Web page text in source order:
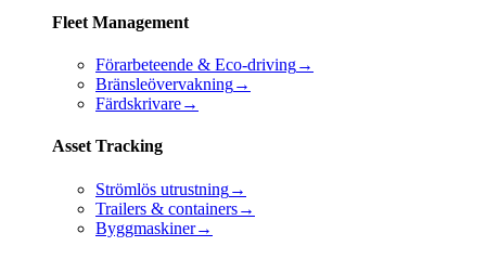
Fleet Management
Förarbeteende & Eco-driving→
Bränsleövervakning→
Färdskrivare→
Asset Tracking
Strömlös utrustning→
Trailers & containers→
Byggmaskiner→